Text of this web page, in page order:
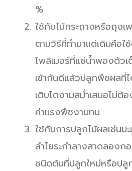
%
ใช้กับไม้กระถางหรือถุงเ
ตามวิธีที่ทำมาแต่เดิมคือ
โพลิเมอร์ที่แช่น้ำพองตัวเ
เข้ากันดีแล้วปลูกพืชผลที่
เติบโตงามสม่ำเสมอไม่
ค่าแรงพืชงามทน
ใช้กับการปลูกไม้ผลเช่นม
ลำไยระกำลางสาดลอง
ชนิดต้นที่ปลูกใหม่หรือปลู